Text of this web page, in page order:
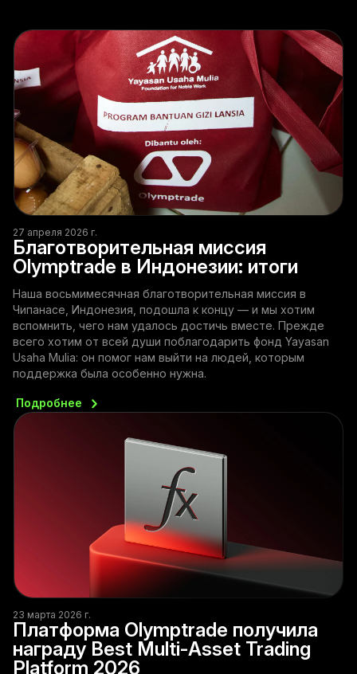
27 апреля 2026 г.
Благотворительная миссия
Olymptrade в Индонезии: итоги
Наша восьмимесячная благотворительная миссия в
Чипанасе, Индонезия, подошла к концу — и мы хотим
вспомнить, чего нам удалось достичь вместе. Прежде
всего хотим от всей души поблагодарить фонд Yayasan
Usaha Mulia: он помог нам выйти на людей, которым
поддержка была особенно нужна.
Подробнее
23 марта 2026 г.
Платформа Olymptrade получила
награду Best Multi-Asset Trading
Platform 2026